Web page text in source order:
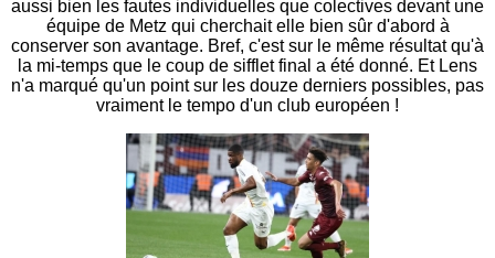
aussi bien les fautes individuelles que colectives devant une
équipe de Metz qui cherchait elle bien sûr d'abord à
conserver son avantage. Bref, c'est sur le même résultat qu'à
la mi-temps que le coup de sifflet final a été donné. Et Lens
n'a marqué qu'un point sur les douze derniers possibles, pas
vraiment le tempo d'un club européen !